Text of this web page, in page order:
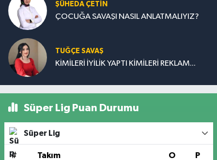
ŞÜHEDA ÇETİN
ÇOCUĞA SAVAŞI NASIL ANLATMALIYIZ?
TUĞÇE SAVAŞ
KİMİLERİ İYİLİK YAPTI KİMİLERİ REKLAM...
Süper Lig Puan Durumu
Süper Lig
# Takım O P